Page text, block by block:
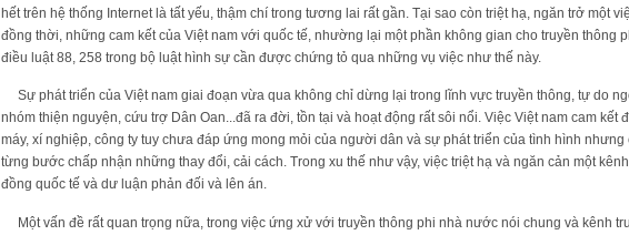
hết trên hệ thống Internet là tất yếu, thậm chí trong tương lai rất gần. Tại sao còn triệt hạ, ngăn trở một
đồng thời, những cam kết của Việt nam với quốc tế, nhường lại một phần không gian cho truyền thông
điều luật 88, 258 trong bộ luật hình sự cần được chứng tỏ qua những vụ việc như thế này.
Sự phát triển của Việt nam giai đoạn vừa qua không chỉ dừng lại trong lĩnh vực truyền thông, tự do
nhóm thiện nguyện, cứu trợ Dân Oan...đã ra đời, tồn tại và hoạt động rất sôi nổi. Việc Việt nam cam
máy, xí nghiệp, công ty tuy chưa đáp ứng mong mỏi của người dân và sự phát triển của tình hình
từng bước chấp nhận những thay đổi, cải cách. Trong xu thế như vậy, việc triệt hạ và ngăn cản một
đồng quốc tế và dư luận phản đối và lên án.
Một vấn đề rất quan trọng nữa, trong việc ứng xử với truyền thông phi nhà nước nói chung và kênh